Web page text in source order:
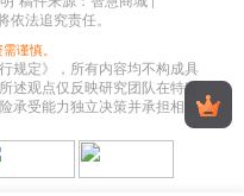
法追究责任。
谨慎。
规定》，所有内容均不构成具
述观点仅反映研究团队在特定
承受能力独立决策并承担相应